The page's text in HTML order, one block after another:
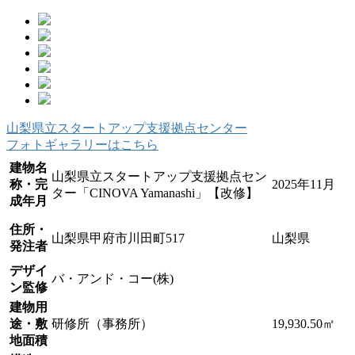
山梨県立スタートアップ支援拠点センター
フォトギャラリーはこちら
建物名
称・完
成年月
山梨県立スタートアップ支援拠点セン
ター「CINOVA Yamanashi」【改修】
2025年11月
住所・
発注者
山梨県甲府市川田町517 山梨県
デザイ
ン監修
バ・アンド・コー(株)
建物用
途・敷
地面積
研修所（事務所） 19,930.50㎡